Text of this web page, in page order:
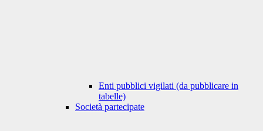
Enti pubblici vigilati (da pubblicare in
tabelle)
Società partecipate